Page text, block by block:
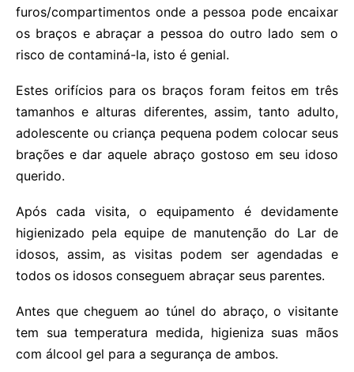
furos/compartimentos onde a pessoa pode encaixar
os braços e abraçar a pessoa do outro lado sem o
risco de contaminá-la, isto é genial.
Estes orifícios para os braços foram feitos em três
tamanhos e alturas diferentes, assim, tanto adulto,
adolescente ou criança pequena podem colocar seus
brações e dar aquele abraço gostoso em seu idoso
querido.
Após cada visita, o equipamento é devidamente
higienizado pela equipe de manutenção do Lar de
idosos, assim, as visitas podem ser agendadas e
todos os idosos conseguem abraçar seus parentes.
Antes que cheguem ao túnel do abraço, o visitante
tem sua temperatura medida, higieniza suas mãos
com álcool gel para a segurança de ambos.